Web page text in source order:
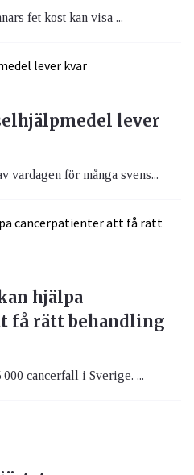
fet kost kan visa ...
lever
vardagen för många svens...
hjälpa
få rätt behandling
cancerfall i Sverige. ...